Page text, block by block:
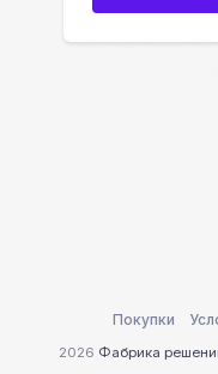
2026 Фабрика
Покупки